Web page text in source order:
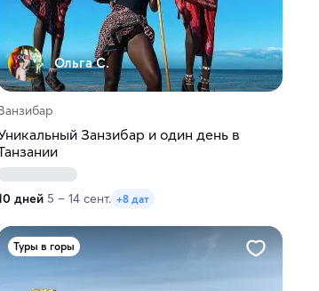
Ольга С.
Занзибар и один день в
дней 5 – 14 сент. +8 дат
Туры в горы